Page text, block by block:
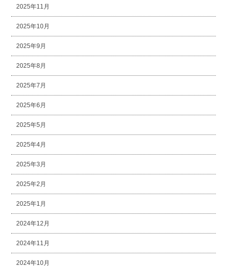
2025年11月
2025年10月
2025年9月
2025年8月
2025年7月
2025年6月
2025年5月
2025年4月
2025年3月
2025年2月
2025年1月
2024年12月
2024年11月
2024年10月